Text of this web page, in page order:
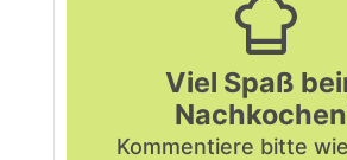
Viel Spaß
Kommentiere bitte